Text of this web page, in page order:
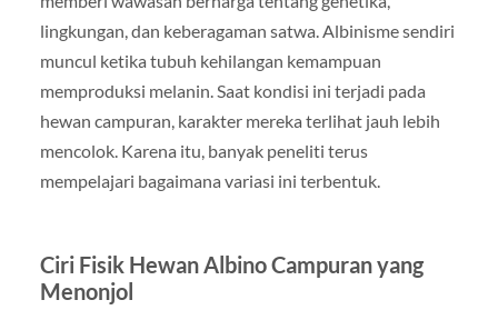
lingkungan, dan keberagaman satwa. Albinisme sendiri
muncul ketika tubuh kehilangan kemampuan
memproduksi melanin. Saat kondisi ini terjadi pada
hewan campuran, karakter mereka terlihat jauh lebih
mencolok. Karena itu, banyak peneliti terus
mempelajari bagaimana variasi ini terbentuk.
Ciri Fisik Hewan Albino Campuran yang
Menonjol